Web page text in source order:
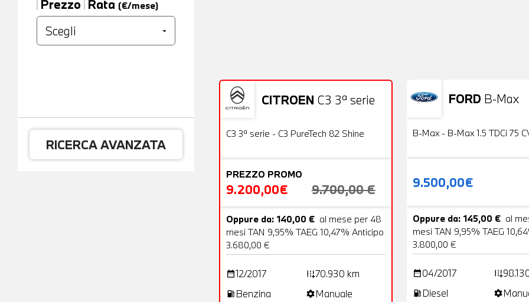
Prezzo Rata (€/mese)
RICERCA AVANZATA
CITROEN C3 3ª serie
OFFERTA
Usato 22 Foto
C3 3ª serie - C3 PureTech 82 Shine
PREZZO PROMO
9.200,00€ 9.700,00 €
Oppure da: 140,00 € al mese per 48
mesi TAN 9,95% TAEG 10,47% Anticipo
3.680,00 €
date_range12/2017 add_road70.930 km
local_gas_station Benzina settingsManuale
FORD B-Max
Usato
B-Max - B-Max 1.5 TDCi 75
9.500,00€
Oppure da: 145,00 € al
mesi TAN 9,95% TAEG
3.800,00 €
date_range04/2017 add_road
local_gas_station Diesel settings